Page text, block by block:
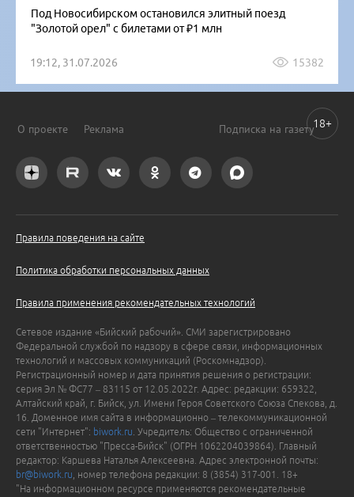
Под Новосибирском остановился элитный поезд
"Золотой орел" с билетами от ₽1 млн
19:12, 31.07.2026 15382
О проекте Реклама Подписка на газету
Правила поведения на сайте
Политика обработки персональных данных
Правила применения рекомендательных технологий
Сетевое издание «Бийский рабочий». СМИ зарегистрировано
Федеральной службой по надзору в сфере связи, информационных
технологий и массовых коммуникаций (Роскомнадзор).
Регистрационный номер и дата принятия решения о регистрации:
серия Эл № ФС77 – 83115 от 12.05.2022г. Адрес: редакции: 659322,
Алтайский край, г. Бийск, ул. Имени Героя Советского Союза Спекова, д.
16. Доменное имя сайта в информационно – телекоммуникационной
сети "Интернет": biwork.ru . Учредитель: Общество с ограниченной
ответственностью "Пресса-Бийск" (ОГРН 1062204039864). Главный
редактор: Каршева Наталья Алексеевна. Адрес электронной почты:
br@biwork.ru , номер телефона редакции: 8 (3854) 317-001. 18+
"На информационном ресурсе применяются рекомендательные
18+